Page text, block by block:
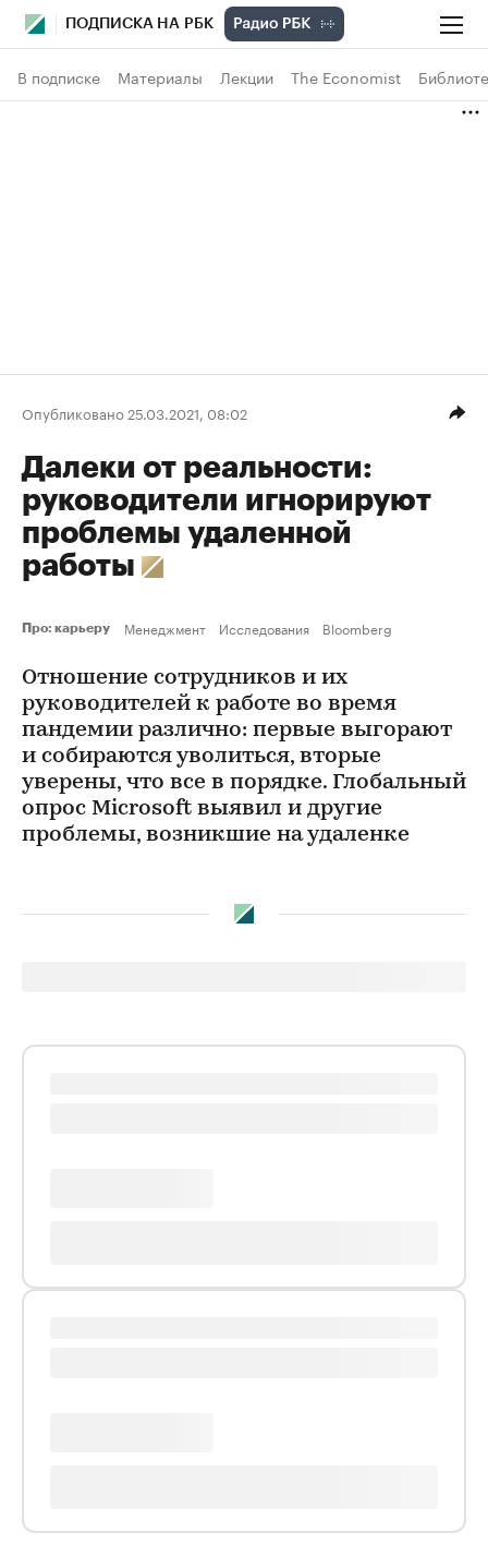
ПОДПИСКА НА РБК
В подписке Материалы Лекции The Economist
Опубликовано 25.03.2021, 08:02
Далеки от реальности:
руководители игнорируют
проблемы удаленной
работы
Про: карьеру Менеджмент Исследования Bloomberg
Отношение сотрудников и их
руководителей к работе во время
пандемии различно: первые выгорают
и собираются уволиться, вторые
уверены, что все в порядке. Глобальный
опрос Microsoft выявил и другие
проблемы, возникшие на удаленке